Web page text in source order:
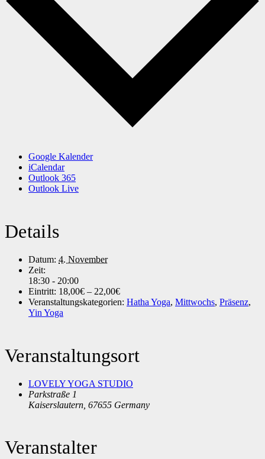
Google Kalender
iCalendar
Outlook 365
Outlook Live
Details
Datum: 4. November
Zeit:
18:30 - 20:00
Eintritt: 18,00€ – 22,00€
Veranstaltungskategorien: Hatha Yoga, Mittwochs, Präsenz,
Yin Yoga
Veranstaltungsort
LOVELY YOGA STUDIO
Parkstraße 1
Kaiserslautern 67655 Germany
Veranstalter